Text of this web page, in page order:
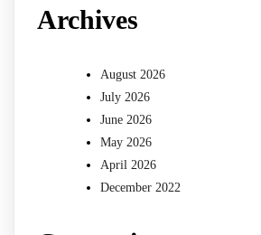
Archives
August 2026
July 2026
June 2026
May 2026
April 2026
December 2022